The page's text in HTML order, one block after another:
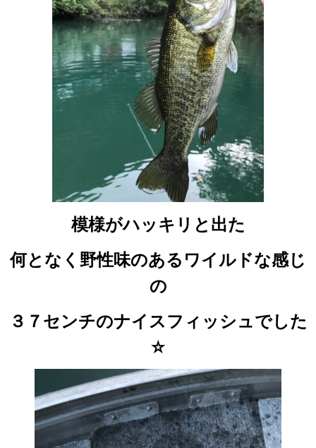
模様がハッキリと出た
何となく野性味のあるワイルドな感じ
の
３７センチのナイスフィッシュでした
☆